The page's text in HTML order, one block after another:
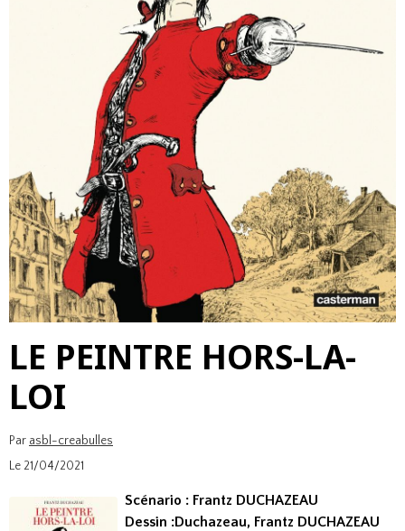
LE PEINTRE HORS-LA-
LOI
Par asbl-creabulles
Le 21/04/2021
Scénario : Frantz DUCHAZEAU
Dessin :Duchazeau, Frantz DUCHAZEAU